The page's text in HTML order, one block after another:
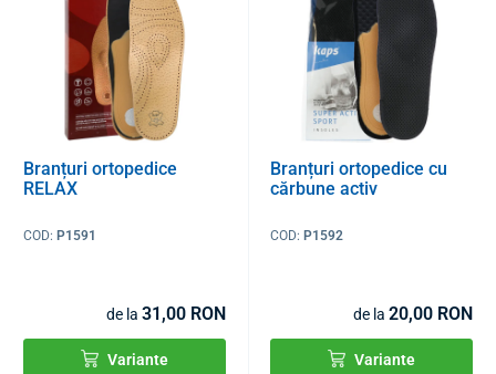
Branțuri ortopedice
RELAX
COD: P1591
de la 31,00 RON
Variante
Branțuri ortopedice cu
cărbune activ
COD:P1592
de la 20,00 RON
Variante